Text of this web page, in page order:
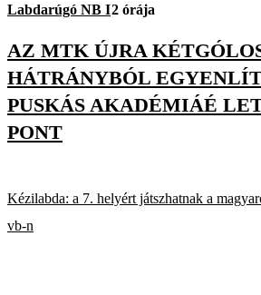
Labdarúgó NB I2 órája
AZ MTK ÚJRA
HÁTRÁNYBÓL
PUSKÁS AKADÉMIÁÉ
PONT
Kézilabda: a 7. helyért játszhatnak a
vb-n